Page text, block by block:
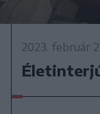
2023. február